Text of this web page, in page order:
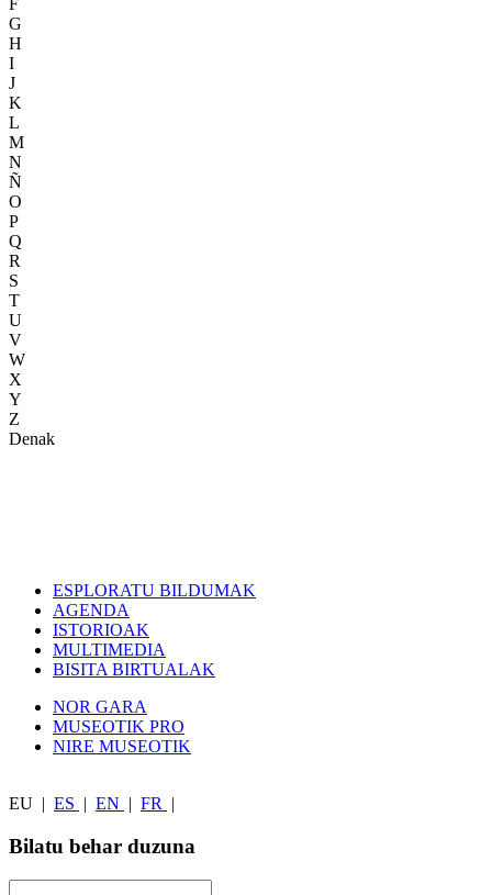
F
G
H
I
J
K
L
M
N
Ñ
O
P
Q
R
S
T
U
V
W
X
Y
Z
Denak
ESPLORATU BILDUMAK
AGENDA
ISTORIOAK
MULTIMEDIA
BISITA BIRTUALAK
NOR GARA
MUSEOTIK PRO
NIRE MUSEOTIK
EU ES EN FR
Bilatu behar duzuna